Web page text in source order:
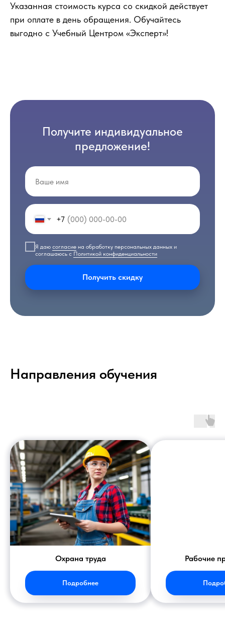
Указанная стоимость курса со скидкой действует
при оплате в день обращения. Обучайтесь
выгодно с Учебный Центром «Эксперт»!
Получите индивидуальное
предложение!
+7
Я даю согласие на обработку персональных данных и
соглашаюсь с Политикой конфиденциальности
Получить скидку
Направления обучения
Охрана труда
Подробнее
Рабочие